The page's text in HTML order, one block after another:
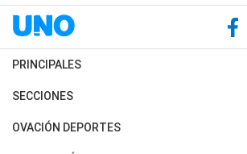
PRINCIPALES
Últimas Noticias
Política
SECCIONES
Horóscopo
OVACIÓN DEPORTES